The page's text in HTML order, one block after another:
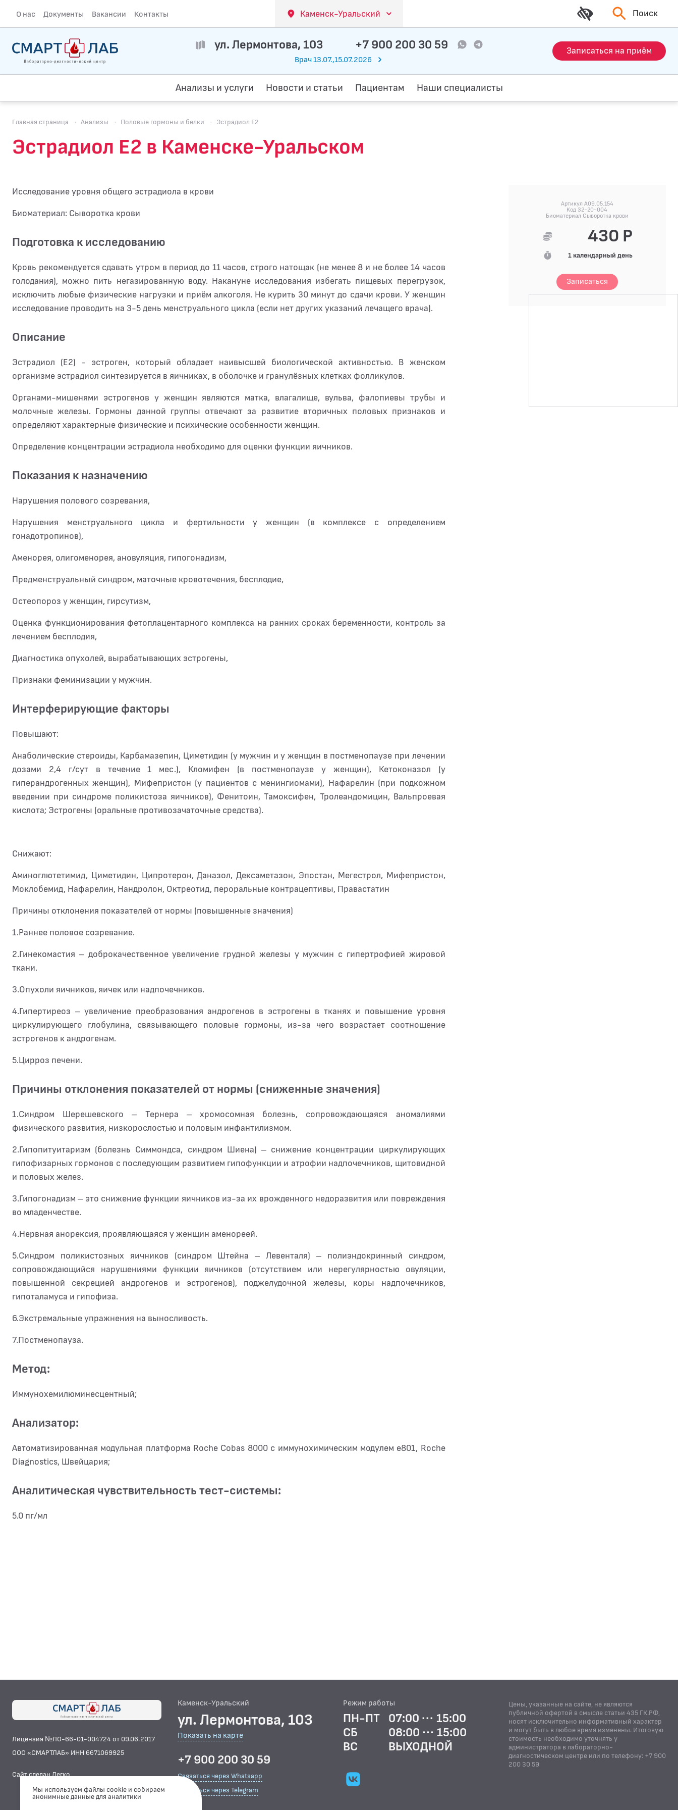
О нас Документы Вакансии Контакты Каменск-Уральский Поиск
ул. Лермонтова, 103 +7 900 200 30 59
Врач 13.07.,15.07.2026
Записаться на приём
Анализы и услуги Новости и статьи Пациентам Наши специалисты
Главная страница · Анализы · Половые гормоны и белки · Эстрадиол Е2
Эстрадиол Е2 в Каменске-Уральском
Исследование уровня общего эстрадиола в крови
Биоматериал: Сыворотка крови
Подготовка к исследованию
Кровь рекомендуется сдавать утром в период до 11 часов, строго натощак (не менее 8 и не более 14 часов
голодания), можно пить негазированную воду. Накануне исследования избегать пищевых перегрузок,
исключить любые физические нагрузки и приём алкоголя. Не курить 30 минут до сдачи крови. У женщин
исследование проводить на 3-5 день менструального цикла (если нет других указаний лечащего врача).
Описание
Эстрадиол (Е2) - эстроген, который обладает наивысшей биологической активностью. В женском
организме эстрадиол синтезируется в яичниках, в оболочке и гранулёзных клетках фолликулов.
Органами-мишенями эстрогенов у женщин являются матка, влагалище, вульва, фалопиевы трубы и
молочные железы. Гормоны данной группы отвечают за развитие вторичных половых признаков и
определяют характерные физические и психические особенности женщин.
Определение концентрации эстрадиола необходимо для оценки функции яичников.
Показания к назначению
Нарушения полового созревания,
Нарушения менструального цикла и фертильности у женщин (в комплексе с определением
гонадотропинов),
Аменорея, олигоменорея, ановуляция, гипогонадизм,
Предменструальный синдром, маточные кровотечения, бесплодие,
Остеопороз у женщин, гирсутизм,
Оценка функционирования фетоплацентарного комплекса на ранних сроках беременности, контроль за
лечением бесплодия,
Диагностика опухолей, вырабатывающих эстрогены,
Признаки феминизации у мужчин.
Интерферирующие факторы
Повышают:
Анаболические стероиды, Карбамазепин, Циметидин (у мужчин и у женщин в постменопаузе при лечении
дозами 2,4 г/сут в течение 1 мес.), Кломифен (в постменопаузе у женщин), Кетоконазол (у
гиперандрогенных женщин), Мифепристон (у пациентов с менингиомами), Нафарелин (при подкожном
введении при синдроме поликистоза яичников), Фенитоин, Тамоксифен, Тролеандомицин, Вальпроевая
кислота; Эстрогены (оральные противозачаточные средства).
Снижают:
Аминоглютетимид, Циметидин, Ципротерон, Даназол, Дексаметазон, Эпостан, Мегестрол, Мифепристон,
Моклобемид, Нафарелин, Нандролон, Октреотид, пероральные контрацептивы, Правастатин
Причины отклонения показателей от нормы (повышенные значения)
1.Раннее половое созревание.
2.Гинекомастия – доброкачественное увеличение грудной железы у мужчин с гипертрофией жировой
ткани.
3.Опухоли яичников, яичек или надпочечников.
4.Гипертиреоз – увеличение преобразования андрогенов в эстрогены в тканях и повышение уровня
циркулирующего глобулина, связывающего половые гормоны, из-за чего возрастает соотношение
эстрогенов к андрогенам.
5.Цирроз печени.
Причины отклонения показателей от нормы (сниженные значения)
1.Синдром Шерешевского – Тернера – хромосомная болезнь, сопровождающаяся аномалиями
физического развития, низкорослостью и половым инфантилизмом.
2.Гипопитуитаризм (болезнь Симмондса, синдром Шиена) – снижение концентрации циркулирующих
гипофизарных гормонов с последующим развитием гипофункции и атрофии надпочечников, щитовидной
и половых желез.
3.Гипогонадизм – это снижение функции яичников из-за их врожденного недоразвития или повреждения
во младенчестве.
4.Нервная анорексия, проявляющаяся у женщин аменореей.
5.Синдром поликистозных яичников (синдром Штейна – Левенталя) – полиэндокринный синдром,
сопровождающийся нарушениями функции яичников (отсутствием или нерегулярностью овуляции,
повышенной секрецией андрогенов и эстрогенов), поджелудочной железы, коры надпочечников,
гипоталамуса и гипофиза.
6.Экстремальные упражнения на выносливость.
7.Постменопауза.
Метод:
Иммунохемилюминесцентный;
Анализатор:
Автоматизированная модульная платформа Roche Cobas 8000 с иммунохимическим модулем e801, Roche
Diagnostics, Швейцария;
Аналитическая чувствительность тест-системы:
5.0 пг/мл
Артикул A09.05.154
Код 32-20-004
Биоматериал Сыворотка крови
430 Р
1 календарный день
Записаться
Лицензия №ЛО-66-01-004724 от 09.06.2017
ООО «СМАРТЛАБ» ИНН 6671069925
Сайт сделан Легко
Каменск-Уральский
ул. Лермонтова, 103
Показать на карте
+7 900 200 30 59
Связаться через Whatsapp
Связаться через Telegram
Режим работы
ПН-ПТ
07:00 ··· 15:00
СБ
08:00 ··· 15:00
ВС
ВЫХОДНОЙ
Цены, указанные на сайте, не являются
публичной офертой в смысле статьи 435 ГК.РФ,
носят исключительно информативный характер
и могут быть в любое время изменены. Итоговую
стоимость необходимо уточнять у
администратора в лабораторно-
диагностическом центре или по телефону: +7 900
200 30 59
Мы используем файлы cookie и собираем
анонимные данные для аналитики